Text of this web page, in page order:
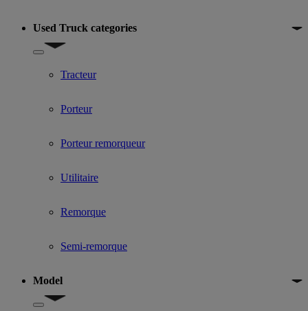
Used Truck categories
Show submenu for Used Truck categories
Tracteur
Porteur
Porteur remorqueur
Utilitaire
Remorque
Semi-remorque
Model